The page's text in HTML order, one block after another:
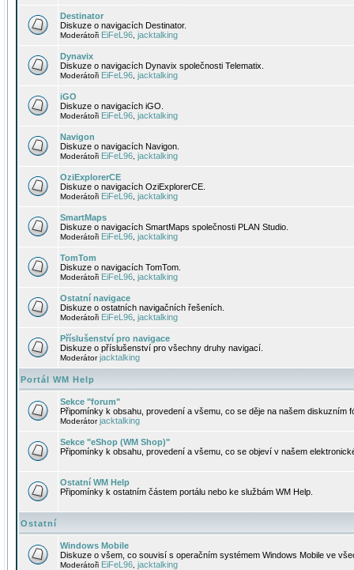
Destinator
Diskuze o navigacích Destinator.
Moderátoři EiFeL96 jacktalking
Dynavix
Diskuze o navigacích Dynavix společnosti Telematix.
Moderátoři EiFeL96 jacktalking
iGO
Diskuze o navigacích iGO.
Moderátoři EiFeL96 jacktalking
Navigon
Diskuze o navigacích Navigon.
Moderátoři EiFeL96 jacktalking
OziExplorerCE
Diskuze o navigacích OziExplorerCE.
Moderátoři EiFeL96 jacktalking
SmartMaps
Diskuze o navigacích SmartMaps společnosti PLAN Studio.
Moderátoři EiFeL96 jacktalking
TomTom
Diskuze o navigacích TomTom.
Moderátoři EiFeL96 jacktalking
Ostatní navigace
Diskuze o ostatních navigačních řešeních.
Moderátoři EiFeL96 jacktalking
Příslušenství pro navigace
Diskuze o příslušenství pro všechny druhy navigací.
Moderátorjacktalking
Portál WM Help
Sekce "forum"
Připomínky k obsahu, provedení a všemu, co se děje na našem diskuzním
Moderátorjacktalking
Sekce "eShop (WM Shop)"
Připomínky k obsahu, provedení a všemu, co se objeví v našem
Ostatní WM Help
Připomínky k ostatním částem portálu nebo ke službám WM Help.
Ostatní
Windows Mobile
Diskuze o všem, co souvisí s operačním systémem Windows Mobile ve
Moderátoři EiFeL96 jacktalking